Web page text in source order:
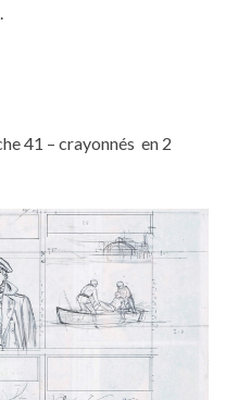
41 – crayonnés en 2